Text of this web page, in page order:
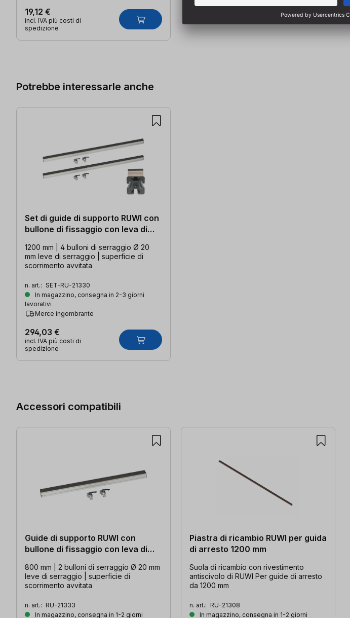
19,12 €
incl. IVA più costi di
spedizione
Potrebbe interessarle anche
Set di guide di supporto RUWI con
bullone di fissaggio con leva di
1200 mm | 4 bulloni di serraggio Ø 20
mm leve di serraggio | superficie di
scorrimento avvitata
n. art.: SET-RU-21330
In magazzino, consegna in 2-3 giorni
lavorativi
Merce ingombrante
294,03 €
incl. IVA più costi di
spedizione
Accessori compatibili
Guide di supporto RUWI con
bullone di fissaggio con leva di
800 mm | 2 bulloni di serraggio Ø 20 mm
leve di serraggio | superficie di
scorrimento avvitata
n. art.: RU-21333
In magazzino, consegna in 1-2 giorni
Piastra di ricambio RUWI per guida
di arresto 1200 mm
Suola di ricambio con rivestimento
antiscivolo di RUWI Per guide di arresto
da 1200 mm
n. art.: RU-21308
In magazzino, consegna in 1-2 giorni